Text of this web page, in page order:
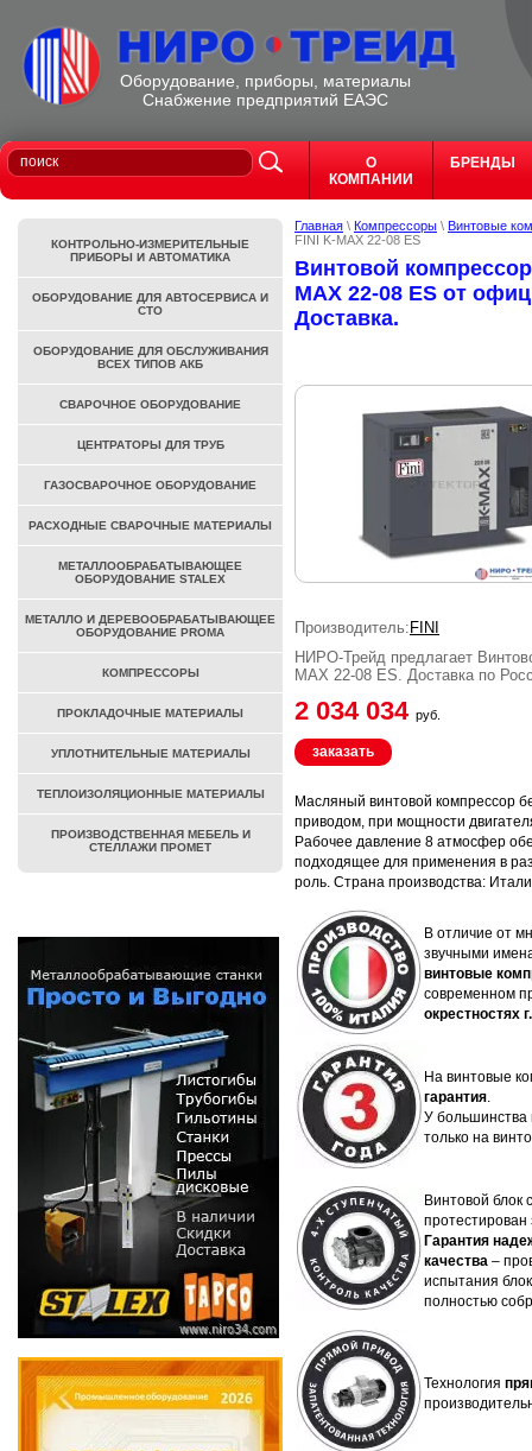
Оборудование, приборы, материалы
Cнабжение предприятий ЕАЭС
О
КОМПАНИИ
БРЕНДЫ
Главная \ Компрессоры \ Винтовые
FINI K-MAX 22-08 ES
Винтовой
MAX 22-08 ES от
Доставка.
Производитель: FINI
НИРО-Трейд предлагает
MAX 22-08 ES. Доставка по
2 034 034 руб.
заказать
Масляный винтовой компрессор
приводом, при мощности
Рабочее давление 8 атмосфер
подходящее для применения в
роль. Страна производства:
В отличие от
звучными
винтовые
современном
окрестностях
На винтовые
гарантия.
У большинства
только на
Винтовой блок
Гарантия
качества –
испытания
полностью
Технология
КОНТРОЛЬНО-ИЗМЕРИТЕЛЬНЫЕ
ПРИБОРЫ И АВТОМАТИКА
ОБОРУДОВАНИЕ ДЛЯ АВТОСЕРВИСА И
СТО
ОБОРУДОВАНИЕ ДЛЯ ОБСЛУЖИВАНИЯ
ВСЕХ ТИПОВ АКБ
СВАРОЧНОЕ ОБОРУДОВАНИЕ
ЦЕНТРАТОРЫ ДЛЯ ТРУБ
ГАЗОСВАРОЧНОЕ ОБОРУДОВАНИЕ
РАСХОДНЫЕ СВАРОЧНЫЕ МАТЕРИАЛЫ
МЕТАЛЛООБРАБАТЫВАЮЩЕЕ
ОБОРУДОВАНИЕ STALEX
МЕТАЛЛО И ДЕРЕВООБРАБАТЫВАЮЩЕЕ
ОБОРУДОВАНИЕ PROMA
КОМПРЕССОРЫ
ПРОКЛАДОЧНЫЕ МАТЕРИАЛЫ
УПЛОТНИТЕЛЬНЫЕ МАТЕРИАЛЫ
ТЕПЛОИЗОЛЯЦИОННЫЕ МАТЕРИАЛЫ
ПРОИЗВОДСТВЕННАЯ МЕБЕЛЬ И
СТЕЛЛАЖИ ПРОМЕТ